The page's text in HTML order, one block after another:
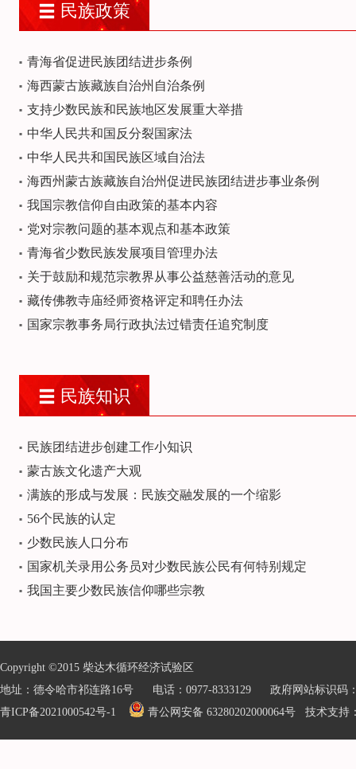
民族政策
青海省促进民族团结进步条例
海西蒙古族藏族自治州自治条例
支持少数民族和民族地区发展重大举措
中华人民共和国反分裂国家法
中华人民共和国民族区域自治法
海西州蒙古族藏族自治州促进民族团结进步事业条例
我国宗教信仰自由政策的基本内容
党对宗教问题的基本观点和基本政策
青海省少数民族发展项目管理办法
关于鼓励和规范宗教界从事公益慈善活动的意见
藏传佛教寺庙经师资格评定和聘任办法
国家宗教事务局行政执法过错责任追究制度
民族知识
民族团结进步创建工作小知识
蒙古族文化遗产大观
满族的形成与发展：民族交融发展的一个缩影
56个民族的认定
少数民族人口分布
国家机关录用公务员对少数民族公民有何特别规定
我国主要少数民族信仰哪些宗教
Copyright ©2015 柴达木循环经济试验区
地址：德令哈市祁连路16号 电话：0977-8333129 政府网站标识码：
青ICP备2021000542号-1
青公网安备 63280202000064号 技术支持